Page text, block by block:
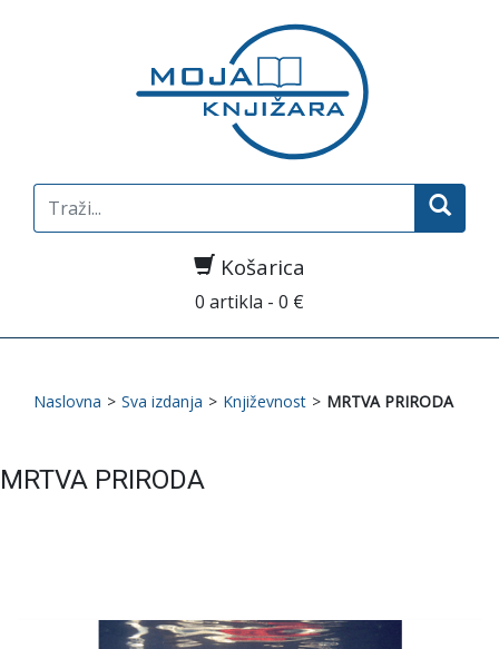
Search
for:
Košarica
0 artikla - 0 €
Naslovna > Sva izdanja > Književnost > MRTVA PRIRODA
MRTVA PRIRODA